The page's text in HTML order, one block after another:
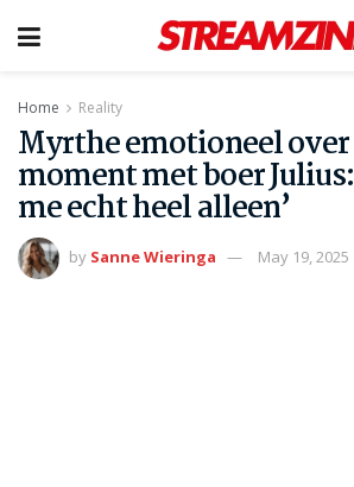
Home Reality
Myrthe emotioneel
moment met boer
me echt heel alleen’
by Sanne Wieringa May 19, 2025